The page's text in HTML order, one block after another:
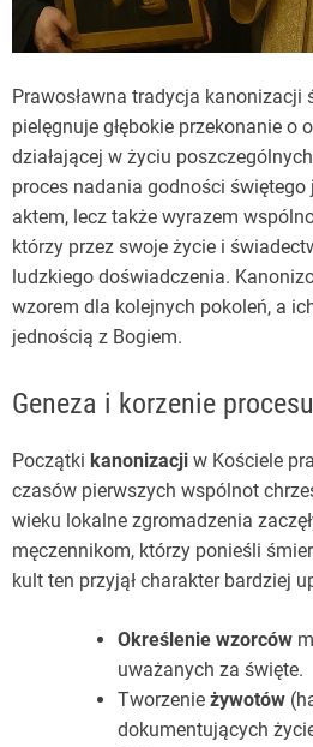
Prawosławna tradycja kanonizacji
pielęgnuje głębokie przekonanie o
działającej w życiu
proces nadania godności
aktem, lecz także wyrazem
którzy przez swoje życie i
ludzkiego doświadczenia.
wzorem dla kolejnych pokoleń, a
jednością z Bogiem.
Geneza i korzenie procesu
Początki kanonizacji w Kościele
czasów pierwszych wspólnot
wieku lokalne zgromadzenia
męczennikom, którzy ponieśli
kult ten przyjął charakter bardziej
Określenie wzorców
uważanych za święte.
Tworzenie żywotów
dokumentujących